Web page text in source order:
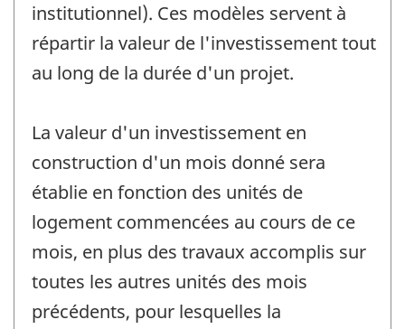
institutionnel). Ces modèles servent à
répartir la valeur de l'investissement tout
au long de la durée d'un projet.
La valeur d'un investissement en
construction d'un mois donné sera
établie en fonction des unités de
logement commencées au cours de ce
mois, en plus des travaux accomplis sur
toutes les autres unités des mois
précédents, pour lesquelles la